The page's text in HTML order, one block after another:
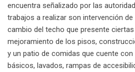
encuentra señalizado por las
trabajos a realizar son intervención
cambio del techo que presente
mejoramiento de los pisos,
y un patio de comidas que cuente
básicos, lavados, rampas de